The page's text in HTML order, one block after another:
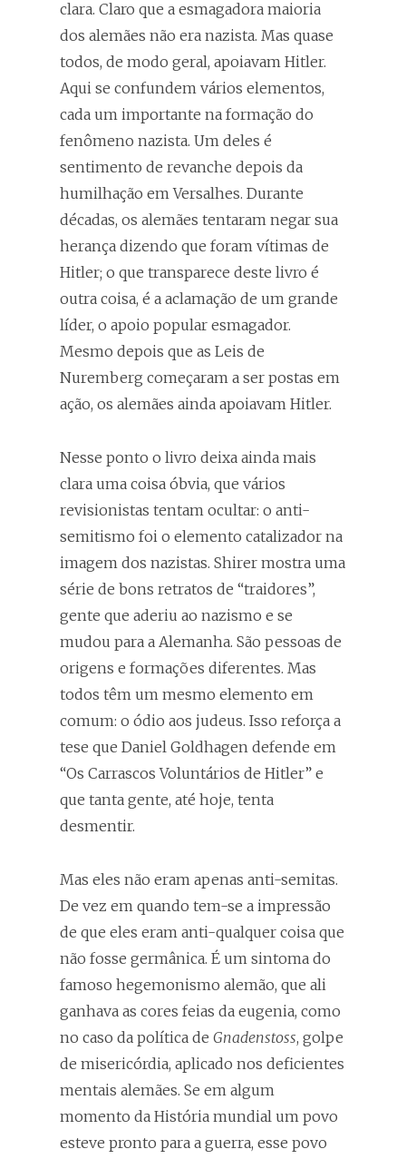
clara. Claro que a esmagadora maioria
dos alemães não era nazista. Mas quase
todos, de modo geral, apoiavam Hitler.
Aqui se confundem vários elementos,
cada um importante na formação do
fenômeno nazista. Um deles é
sentimento de revanche depois da
humilhação em Versalhes. Durante
décadas, os alemães tentaram negar sua
herança dizendo que foram vítimas de
Hitler; o que transparece deste livro é
outra coisa, é a aclamação de um grande
líder, o apoio popular esmagador.
Mesmo depois que as Leis de
Nuremberg começaram a ser postas em
ação, os alemães ainda apoiavam Hitler.
Nesse ponto o livro deixa ainda mais
clara uma coisa óbvia, que vários
revisionistas tentam ocultar: o anti-
semitismo foi o elemento catalizador na
imagem dos nazistas. Shirer mostra uma
série de bons retratos de “traidores”,
gente que aderiu ao nazismo e se
mudou para a Alemanha. São pessoas de
origens e formações diferentes. Mas
todos têm um mesmo elemento em
comum: o ódio aos judeus. Isso reforça a
tese que Daniel Goldhagen defende em
“Os Carrascos Voluntários de Hitler” e
que tanta gente, até hoje, tenta
desmentir.
Mas eles não eram apenas anti-semitas.
De vez em quando tem-se a impressão
de que eles eram anti-qualquer coisa que
não fosse germânica. É um sintoma do
famoso hegemonismo alemão, que ali
ganhava as cores feias da eugenia, como
no caso da política de Gnadenstoss, golpe
de misericórdia, aplicado nos deficientes
mentais alemães. Se em algum
momento da História mundial um povo
esteve pronto para a guerra, esse povo